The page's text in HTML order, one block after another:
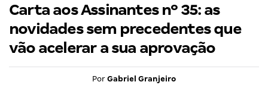
Carta aos Assinantes nº 35: as
novidades sem precedentes que
vão acelerar a sua aprovação
Por Gabriel Granjeiro